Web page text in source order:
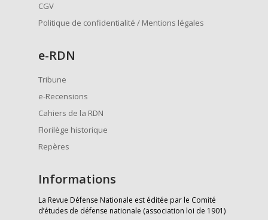
CGV
Politique de confidentialité / Mentions légales
e-RDN
Tribune
e-Recensions
Cahiers de la RDN
Florilège historique
Repères
Informations
La Revue Défense Nationale est éditée par le Comité
d’études de défense nationale (association loi de 1901)